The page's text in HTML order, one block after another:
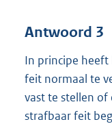
Antwoord 3
In principe
feit normaal te
vast te stellen
strafbaar feit